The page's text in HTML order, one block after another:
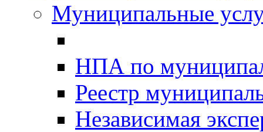
Муниципальные
НПА по
Реестр
Независимая